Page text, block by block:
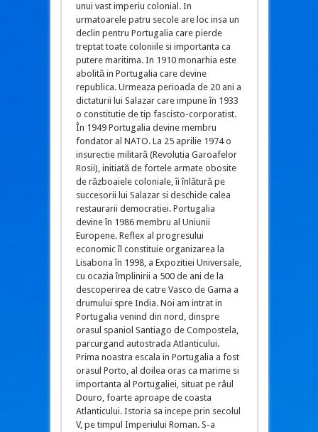
unui vast imperiu colonial. In
urmatoarele patru secole are loc insa un
declin pentru Portugalia care pierde
treptat toate coloniile si importanta ca
putere maritima. In 1910 monarhia este
abolită in Portugalia care devine
republica. Urmeaza perioada de 20 ani a
dictaturii lui Salazar care impune în 1933
o constitutie de tip fascisto-corporatist.
În 1949 Portugalia devine membru
fondator al NATO. La 25 aprilie 1974 o
insurectie militară (Revolutia Garoafelor
Rosii), initiată de fortele armate obosite
de războaiele coloniale, îi înlătură pe
succesorii lui Salazar si deschide calea
restaurarii democratiei. Portugalia
devine în 1986 membru al Uniunii
Europene. Reflex al progresului
economic îl constituie organizarea la
Lisabona în 1998, a Expozitiei Universale,
cu ocazia împlinirii a 500 de ani de la
descoperirea de catre Vasco de Gama a
drumului spre India. Noi am intrat in
Portugalia venind din nord, dinspre
orasul spaniol Santiago de Compostela,
parcurgand autostrada Atlanticului.
Prima noastra escala in Portugalia a fost
orasul Porto, al doilea oras ca marime si
importanta al Portugaliei, situat pe râul
Douro, foarte aproape de coasta
Atlanticului. Istoria sa incepe prin secolul
V, pe timpul Imperiului Roman. S-a